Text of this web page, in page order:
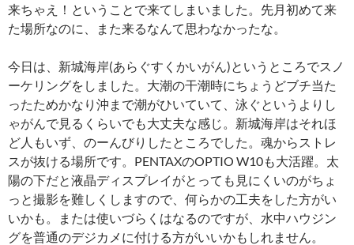
来ちゃえ！ということで来てしまいました。先月初めて来
た場所なのに、また来るなんて思わなかったな。
今日は、新城海岸(あらぐすくかいがん)というところでスノ
ーケリングをしました。大潮の干潮時にちょうどブチ当た
ったためかなり沖まで潮がひいていて、泳ぐというよりし
ゃがんで見るくらいでも大丈夫な感じ。新城海岸はそれほ
ど人もいず、のーんびりしたところでした。魂からストレ
スが抜ける場所です。PENTAXのOPTIO W10も大活躍。太
陽の下だと液晶ディスプレイがとっても見にくいのがちょ
っと撮影を難しくしますので、何らかの工夫をした方がい
いかも。または使いづらくはなるのですが、水中ハウジン
グを普通のデジカメに付ける方がいいかもしれません。